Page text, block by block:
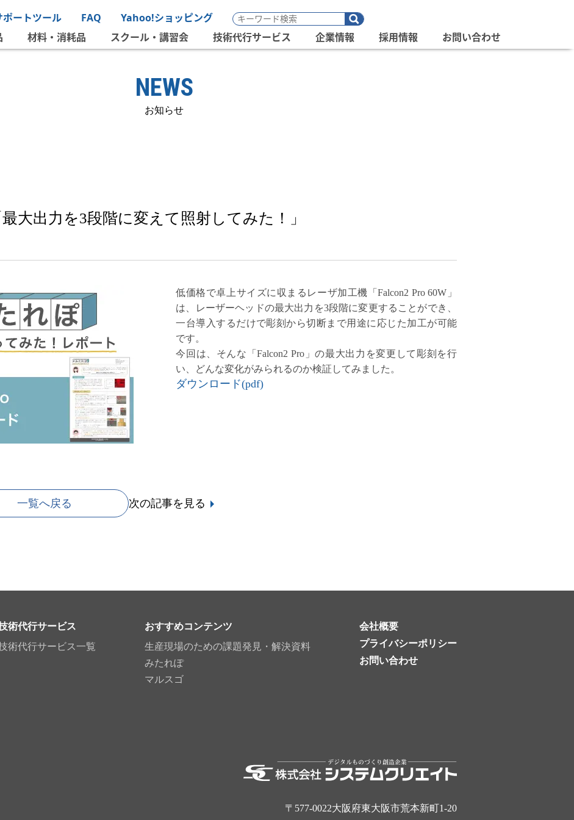
ポートツール FAQ
Yahoo!ショッピング
材料・消耗品 スクール・講習会 技術代行サービス 企業情報 採用情報 お問い合わせ
NEWS
お知らせ
大出力を3段階に変えて照射してみた！」
低価格で卓上サイズに収まるレーザ加工機「Falcon2 Pro 60W」
は、レーザーヘッドの最大出力を3段階に変更することができ、
一台導入するだけで彫刻から切断まで用途に応じた加工が可能
です。
今回は、そんな「Falcon2 Pro」の最大出力を変更して彫刻を行
い、どんな変化がみられるのか検証してみました。
ダウンロード(pdf)
一覧へ戻る 次の記事を見る
術代行サービス
術代行サービス一覧
おすすめコンテンツ
生産現場のための課題発見・解決資料
みたれぽ
マルスゴ
会社概要
プライバシーポリシー
お問い合わせ
〒577-0022大阪府東大阪市荒本新町1-20